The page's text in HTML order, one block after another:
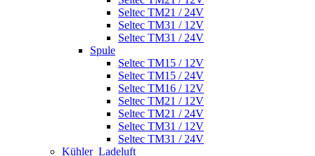
Seltec TM21 / 24V
Seltec TM31 / 12V
Seltec TM31 / 24V
Spule
Seltec TM15 / 12V
Seltec TM15 / 24V
Seltec TM16 / 12V
Seltec TM21 / 12V
Seltec TM21 / 24V
Seltec TM31 / 12V
Seltec TM31 / 24V
Kühler_Ladeluft